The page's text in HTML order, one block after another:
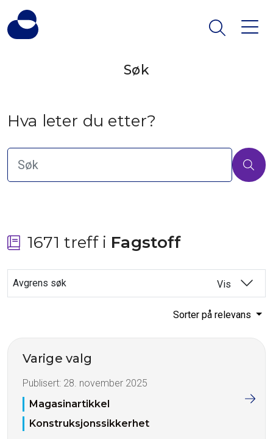
Søk
Hva leter du etter?
1671 treff i Fagstoff
Avgrens søk Vis
Sorter på relevans
Varige valg
Publisert: 28. november 2025
Magasinartikkel
Konstruksjonssikkerhet